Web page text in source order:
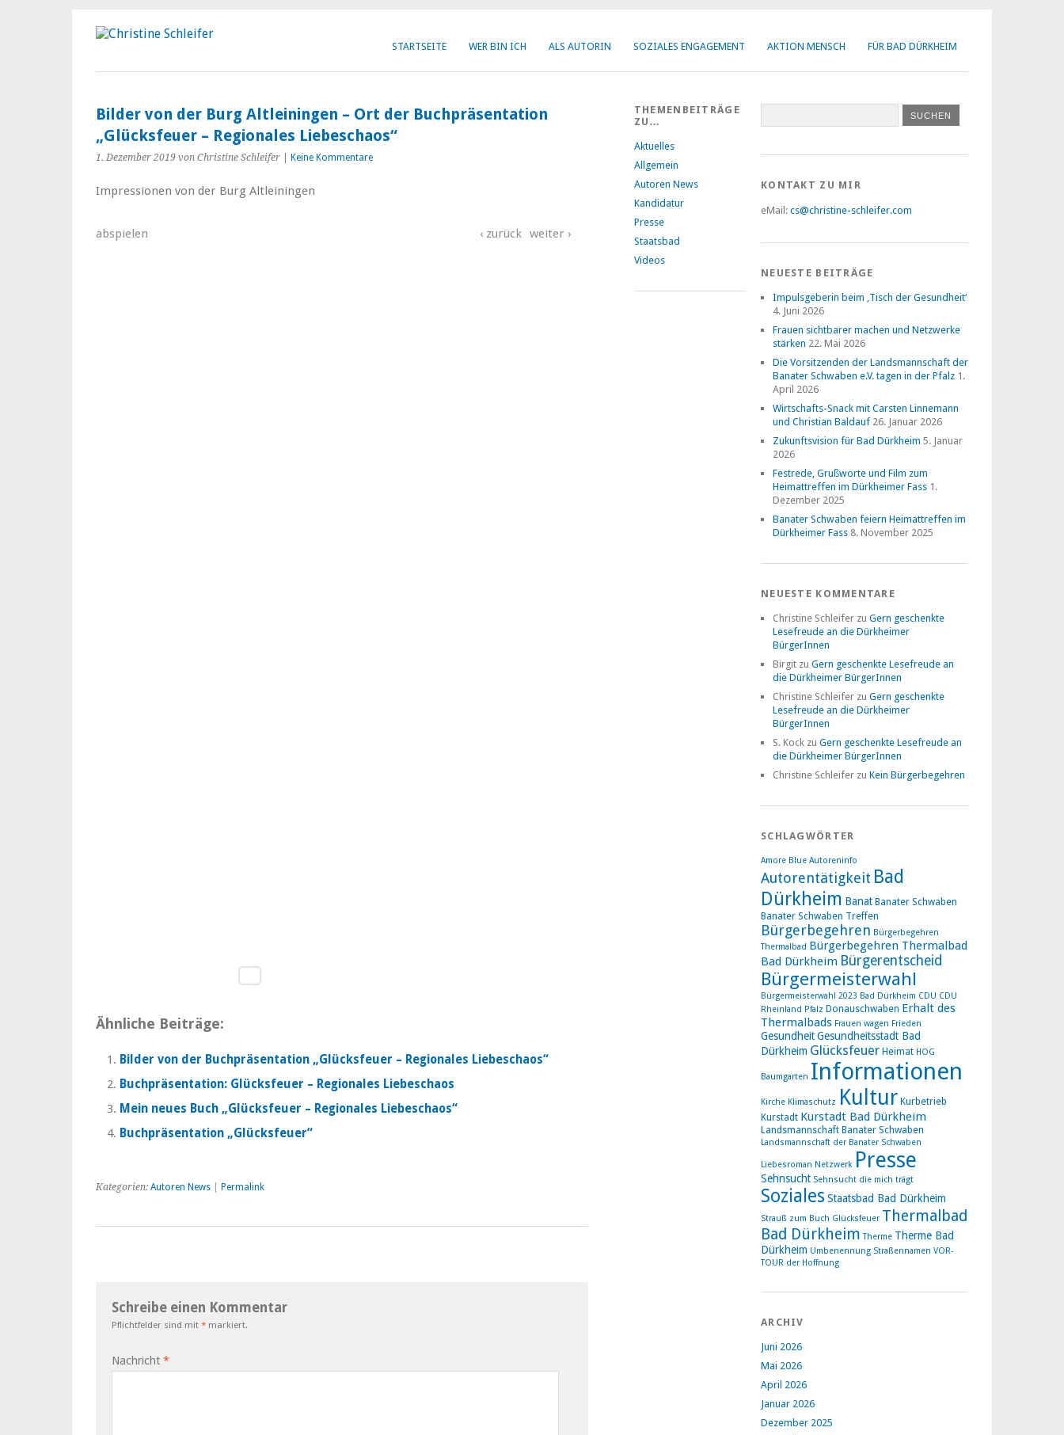
STARTSEITE WER BIN ICH ALS AUTORIN SOZIALES ENGAGEMENT AKTION MENSCH FÜR BAD DÜRKHEIM
Bilder von der Burg Altleiningen – Ort der Buchpräsentation
„Glücksfeuer – Regionales Liebeschaos“
1. Dezember 2019 von Christine Schleifer Keine Kommentare
Impressionen von der Burg Altleiningen
abspielen ‹ zurück weiter ›
Ähnliche Beiträge:
Bilder von der Buchpräsentation „Glücksfeuer – Regionales Liebeschaos“
Buchpräsentation: Glücksfeuer – Regionales Liebeschaos
Mein neues Buch „Glücksfeuer – Regionales Liebeschaos“
Buchpräsentation „Glücksfeuer“
Kategorien: Autoren News Permalink
Schreibe einen Kommentar
Pflichtfelder sind mit * markiert.
Nachricht *
THEMENBEITRÄGE
ZU…
Aktuelles
Allgemein
Autoren News
Kandidatur
Presse
Staatsbad
Videos
KONTAKT ZU MIR
eMail: cs@christine-schleifer.com
NEUESTE BEITRÄGE
Impulsgeberin beim ‚Tisch der Gesundheit‘
4. Juni 2026
Frauen sichtbarer machen und Netzwerke
stärken 22. Mai 2026
Die Vorsitzenden der Landsmannschaft der
Banater Schwaben e.V. tagen in der Pfalz 1.
April 2026
Wirtschafts-Snack mit Carsten Linnemann
und Christian Baldauf 26. Januar 2026
Zukunftsvision für Bad Dürkheim 5. Januar
2026
Festrede, Grußworte und Film zum
Heimattreffen im Dürkheimer Fass 1.
Dezember 2025
Banater Schwaben feiern Heimattreffen im
Dürkheimer Fass 8. November 2025
NEUESTE KOMMENTARE
Christine Schleifer zu Gern geschenkte
Lesefreude an die Dürkheimer
BürgerInnen
Birgit zu Gern geschenkte Lesefreude an
die Dürkheimer BürgerInnen
Christine Schleifer zu Gern geschenkte
Lesefreude an die Dürkheimer
BürgerInnen
S. Kock zu Gern geschenkte Lesefreude an
die Dürkheimer BürgerInnen
Christine Schleifer zu Kein Bürgerbegehren
SCHLAGWÖRTER
Amore Blue Autoreninfo
Autorentätigkeit Bad
Dürkheim Banat Banater Schwaben
Banater Schwaben Treffen
Bürgerbegehren Bürgerbegehren
Thermalbad Bürgerbegehren Thermalbad
Bad Dürkheim Bürgerentscheid
Bürgermeisterwahl
Bürgermeisterwahl 2023 Bad Dürkheim CDU CDU
Rheinland Pfalz Donauschwaben Erhalt des
Thermalbads Frauen wagen Frieden
GesundheitGesundheitsstadt Bad
Dürkheim Glücksfeuer Heimat HOG
Baumgarten Informationen
Kirche Klimaschutz Kultur Kurbetrieb
Kurstadt Kurstadt Bad Dürkheim
Landsmannschaft Banater Schwaben
Landsmannschaft der Banater Schwaben
Liebesroman Netzwerk Presse
Sehnsucht Sehnsucht die mich trägt
Soziales Staatsbad Bad Dürkheim
Strauß zum Buch Glücksfeuer Thermalbad
Bad Dürkheim Therme Therme Bad
Dürkheim Umbenennung Straßennamen VOR-
TOUR der Hoffnung
ARCHIV
Juni 2026
Mai 2026
April 2026
Januar 2026
Dezember 2025